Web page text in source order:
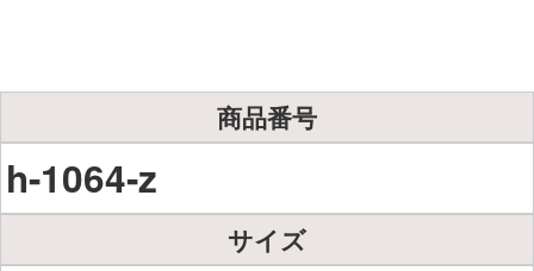
商品番号
h-1064-z
サイズ